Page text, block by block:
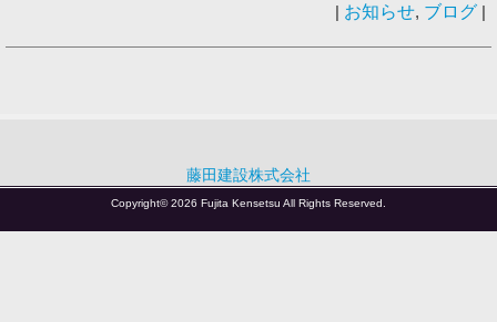
| お知らせ, ブログ |
藤田建設株式会社
Copyright© 2026 Fujita Kensetsu All Rights Reserved.